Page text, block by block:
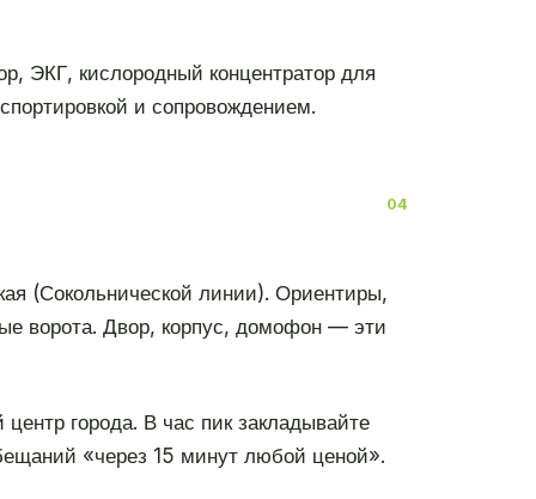
ЭКГ, кислородный концентратор для
и сопровождением.
(Сокольнической линии). Ориентиры,
ворота. Двор, корпус, домофон — эти
города. В час пик закладывайте
«через 15 минут любой ценой».